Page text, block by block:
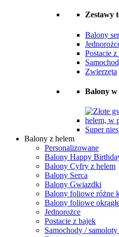
Zestawy
Balony
Postacie
Zwierzęta
Balony
Super
Balony z helem
Personalizowane
Balony Happy
Balony Cyfry z helem
Balony Serca
Balony Gwiazdki
Balony foliowe różne
Balony foliowe
Jednorożce
Postacie z bajek
Samochody /